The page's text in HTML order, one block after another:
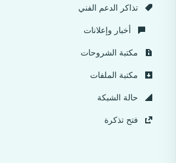
تذاكر الدعم الفني
أخبار وإعلانات
مكتبة الشروحات
مكتبة الملفات
حالة الشبكة
فتح تذكرة